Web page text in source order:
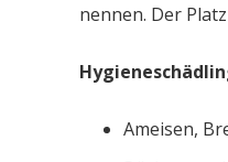
nennen. Der
Ameisen,